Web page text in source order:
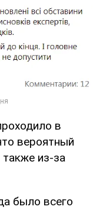
в
вероятный
из-за
было всего